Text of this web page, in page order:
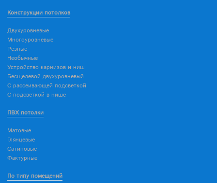
Конструкции потолков
Двухуровневые
Многоуровневые
Резные
Необычные
Устройство карнизов и ниш
Бесщелевой двухуровневый
С рассеивающей подсветкой
С подсветкой в нише
ПВХ потолки
Матовые
Глянцевые
Сатиновые
Фактурные
По типу помещений